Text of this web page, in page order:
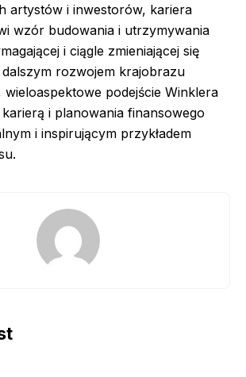
artystów i inwestorów, kariera
wzór budowania i utrzymywania
i ciągle zmieniającej się
rozwojem krajobrazu
podejście Winklera
i planowania finansowego
i inspirującym przykładem